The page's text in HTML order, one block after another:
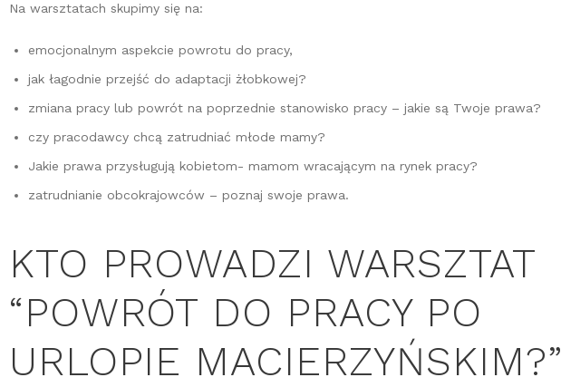
Na warsztatach skupimy się na:
emocjonalnym aspekcie powrotu do pracy,
jak łagodnie przejść do adaptacji żłobkowej?
zmiana pracy lub powrót na poprzednie stanowisko pracy – jakie są Twoje prawa?
czy pracodawcy chcą zatrudniać młode mamy?
Jakie prawa przysługują kobietom- mamom wracającym na rynek pracy?
zatrudnianie obcokrajowców – poznaj swoje prawa.
KTO PROWADZI WARSZTAT
“POWRÓT DO PRACY PO
URLOPIE MACIERZYŃSKIM?”